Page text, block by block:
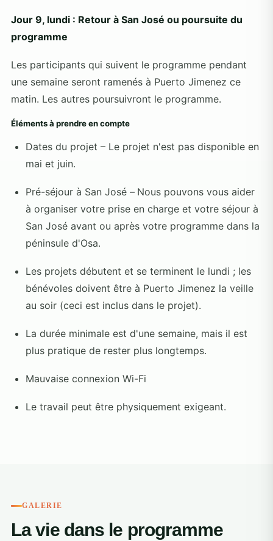
Jour 9, lundi : Retour à San José ou poursuite du
programme
Les participants qui suivent le programme pendant
une semaine seront ramenés à Puerto Jimenez ce
matin. Les autres poursuivront le programme.
Éléments à prendre en compte
Dates du projet – Le projet n'est pas disponible en
mai et juin.
Pré-séjour à San José – Nous pouvons vous aider
à organiser votre prise en charge et votre séjour à
San José avant ou après votre programme dans la
péninsule d'Osa.
Les projets débutent et se terminent le lundi ; les
bénévoles doivent être à Puerto Jimenez la veille
au soir (ceci est inclus dans le projet).
La durée minimale est d'une semaine, mais il est
plus pratique de rester plus longtemps.
Mauvaise connexion Wi-Fi
Le travail peut être physiquement exigeant.
GALERIE
La vie dans le programme